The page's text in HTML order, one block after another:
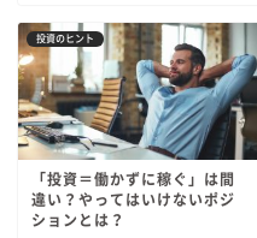
投資のヒント
「投資＝働かずに稼ぐ」は間
違い？やってはいけないポジ
ションとは？